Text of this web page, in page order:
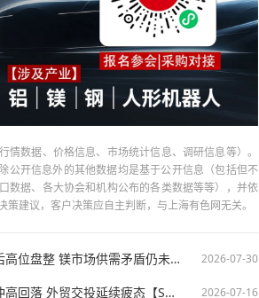
数据、价格信息、市场统计信息、调研信息等）。
公开信息外的其他数据均是基于公开信息（包括但不
数据、各大协会和机构公布的各类数据等等），并依
建议，客户决策应自主判断，与上海有色网无关。
偏强运行后高位盘整 镁市场供需矛盾仍未化解【SMM镁周评】 2026-07-30
国内镁市冲高回落 外贸交投延续疲态【SMM镁周评】 2026-07-16